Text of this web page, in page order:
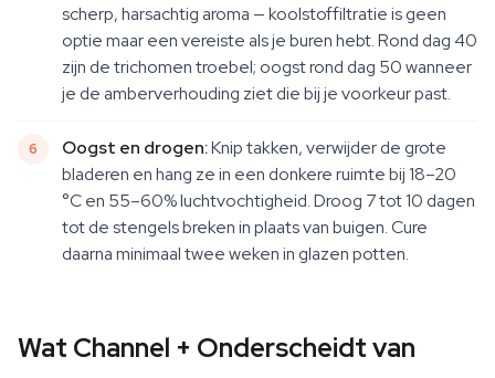
scherp, harsachtig aroma — koolstoffiltratie is geen
optie maar een vereiste als je buren hebt. Rond dag 40
zijn de trichomen troebel; oogst rond dag 50 wanneer
je de amberverhouding ziet die bij je voorkeur past.
Oogst en drogen:Knip takken, verwijder de grote
bladeren en hang ze in een donkere ruimte bij 18–20
°C en 55–60% luchtvochtigheid. Droog 7 tot 10 dagen
tot de stengels breken in plaats van buigen. Cure
daarna minimaal twee weken in glazen potten.
Wat Channel + Onderscheidt van